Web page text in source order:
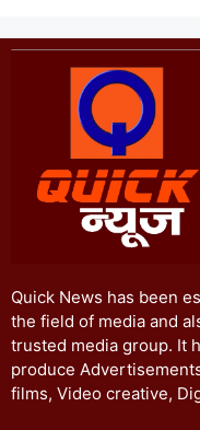
Quick News has been
the field of media and
trusted media group. It
produce
films, Video creative,